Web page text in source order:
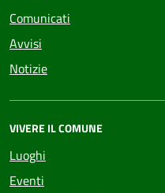
Comunicati
Avvisi
Notizie
VIVERE IL COMUNE
Luoghi
Eventi